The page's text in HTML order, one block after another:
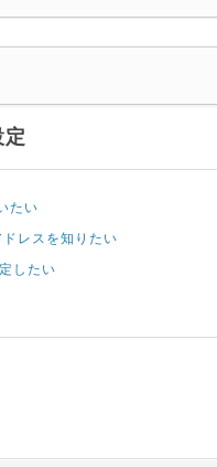
たい
レスを知りたい
したい